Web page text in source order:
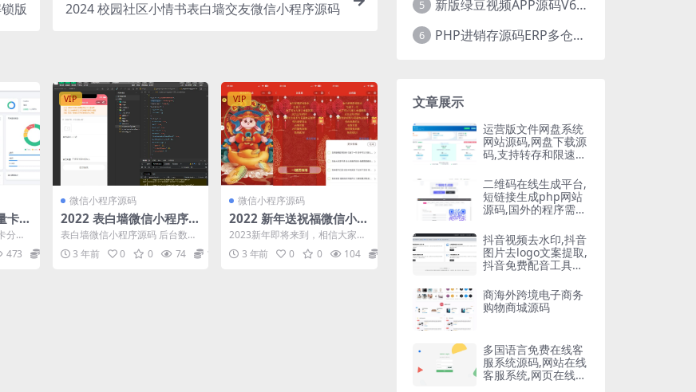
版 2024 校园社区小情书表白墙交友微信小程序源码
卡推
分销
接
易...
473
VIP
微信小程序源码
2022 表白墙微信小程序源
码
表白墙微信小程序源码 后台数据
库修改地址：/App/Common/Co
nf/co...
3 年前 0 0 74 10
VIP
微信小程序源码
2022 新年送祝福微信小程
序 带流量主
2023新年即将来到，相信大家都
会在新年伊始之际为朋友家人发
送祝福的话语，这款小...
3 年前 0 0 104
5 新版绿豆视频APP源码V6.6 免授权插件版
6 PHP进销存源码ERP多仓库管理系统 手机版进销存 php网络版进销存小程序
文章展示
运营版文件网盘系统
网站源码,网盘下载源
码,支持转存和限速下
二维码在线生成平台,
短链接生成php网站
源码,国外的程序需要
抖音视频去水印,抖音
图片去logo文案提取,
抖音免费配音工具大
商海外跨境电子商务
购物商城源码
多国语言免费在线客
服系统源码,网站在线
客服系统,网页在线客